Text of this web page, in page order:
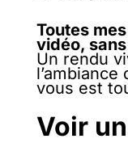
Toutes
vidéo,
Un rendu
vous est
Voir